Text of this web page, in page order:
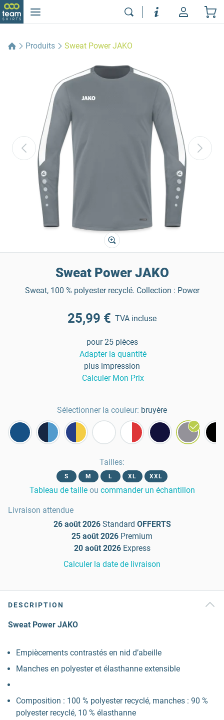
Produits Sweat Power JAKO
Sweat Power JAKO
Sweat, 100 % polyester recyclé. Collection : Power
25,99 € TVA incluse
pour 25 pièces
Adapter la quantité
plus impression
Calculer Mon Prix
Sélectionner la couleur: bruyère
Tailles:
S M L XL XXL
Tableau de taille ou commander un échantillon
Livraison attendue
26 août 2026 Standard OFFERTS
25 août 2026 Premium
20 août 2026 Express
Calculer la date de livraison
DESCRIPTION
Sweat Power JAKO
Empiècements contrastés en nid d’abeille
Manches en polyester et élasthanne extensible
Composition : 100 % polyester recyclé, manches : 90 %
polyester recyclé, 10 % élasthanne